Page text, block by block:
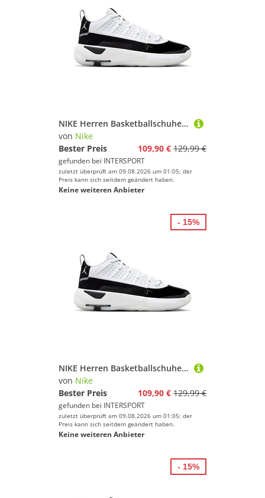
NIKE Herren Basketballschuhe Jordan Max Aura 7 Men's Shoes
von Nike
Bester Preis
109,90 € 129,99 €
gefunden bei INTERSPORT
zuletzt überprüft am 09.08.2026 um 01:05; der
Preis kann sich seitdem geändert haben.
Keine weiteren Anbieter
NIKE Herren Basketballschuhe Jordan Max Aura 7 Men's Shoes
von Nike
Bester Preis
109,90 € 129,99 €
gefunden bei INTERSPORT
zuletzt überprüft am 09.08.2026 um 01:05; der
Preis kann sich seitdem geändert haben.
Keine weiteren Anbieter
- 15%
- 15%